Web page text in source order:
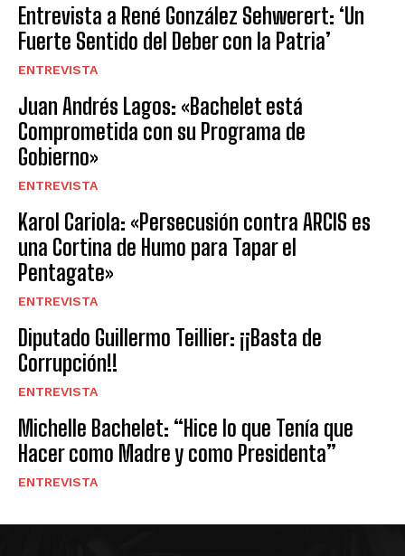
Entrevista a René González Sehwerert: ‘Un
Fuerte Sentido del Deber con la Patria’
ENTREVISTA
Juan Andrés Lagos: «Bachelet está
Comprometida con su Programa de
Gobierno»
ENTREVISTA
Karol Cariola: «Persecusión contra ARCIS es
una Cortina de Humo para Tapar el
Pentagate»
ENTREVISTA
Diputado Guillermo Teillier: ¡¡Basta de
Corrupción!!
ENTREVISTA
Michelle Bachelet: “Hice lo que Tenía que
Hacer como Madre y como Presidenta”
ENTREVISTA